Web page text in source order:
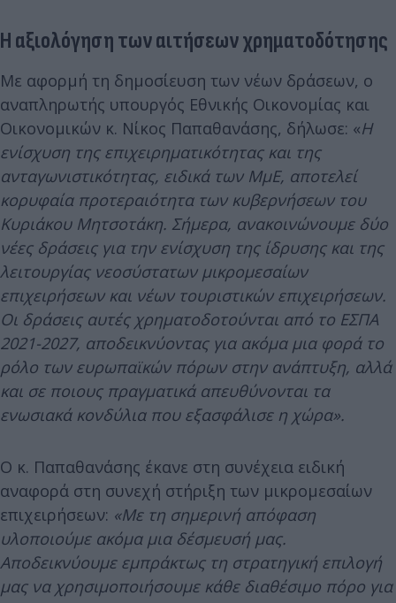
Η αξιολόγηση των αιτήσεων χρηματοδότησης
Με αφορμή τη δημοσίευση των νέων δράσεων, ο
αναπληρωτής υπουργός Εθνικής Οικονομίας και
Οικονομικών κ. Νίκος Παπαθανάσης, δήλωσε: «Η
ενίσχυση της επιχειρηματικότητας και της
ανταγωνιστικότητας, ειδικά των ΜμΕ, αποτελεί
κορυφαία προτεραιότητα των κυβερνήσεων του
Κυριάκου Μητσοτάκη. Σήμερα, ανακοινώνουμε δύο
νέες δράσεις για την ενίσχυση της ίδρυσης και της
λειτουργίας νεοσύστατων μικρομεσαίων
επιχειρήσεων και νέων τουριστικών επιχειρήσεων.
Οι δράσεις αυτές χρηματοδοτούνται από το ΕΣΠΑ
2021-2027, αποδεικνύοντας για ακόμα μια φορά το
ρόλο των ευρωπαϊκών πόρων στην ανάπτυξη, αλλά
και σε ποιους πραγματικά απευθύνονται τα
ενωσιακά κονδύλια που εξασφάλισε η χώρα».
Ο κ. Παπαθανάσης έκανε στη συνέχεια ειδική
αναφορά στη συνεχή στήριξη των μικρομεσαίων
επιχειρήσεων: «Με τη σημερινή απόφαση
υλοποιούμε ακόμα μια δέσμευσή μας.
Αποδεικνύουμε εμπράκτως τη στρατηγική επιλογή
μας να χρησιμοποιήσουμε κάθε διαθέσιμο πόρο για